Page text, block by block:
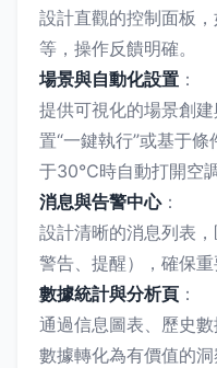
設計直觀的控制面板
等，操作反饋明確。
場景與自動化設置 ：
提供可視化的場景創
置“一鍵執行”或基于
于30℃時自動打開空調
消息與告警中心：
設計清晰的消息列表，
警告、提醒），確保重
數據統計與分析頁 ：
通過信息圖表、歷史
數據轉化為有價值的洞